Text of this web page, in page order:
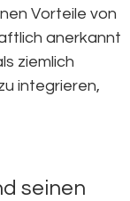
Vorteile von
anerkannt
ziemlich
integrieren,
seinen